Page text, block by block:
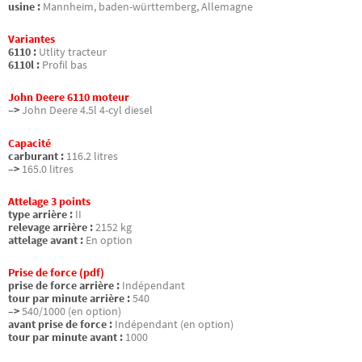
usine : Mannheim, baden-württemberg, Allemagne
Variantes
6110 : Utlity tracteur
6110l : Profil bas
John Deere 6110 moteur
–>John Deere 4.5l 4-cyl diesel
Capacité
carburant : 116.2 litres
–> 165.0 litres
Attelage 3 points
type arrière : II
relevage arrière :2152 kg
attelage avant : En option
Prise de force (pdf)
prise de force arrière : Indépendant
tour par minute arrière :540
–>540/1000 (en option)
avant prise de force : Indépendant (en option)
tour par minute avant : 1000